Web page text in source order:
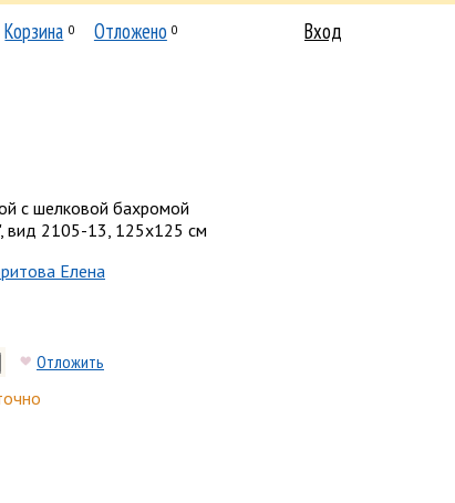
Корзина 0 Отложено 0 Вход
с шелковой бахромой
вид 2105-13, 125х125 см
Елена
Отложить